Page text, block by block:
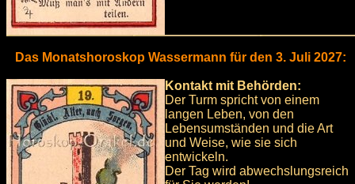
Das Monatshoroskop Wassermann für den 3. Juli 2027:
Kontakt mit Behörden:
Der Turm spricht von einem
langen Leben, von den
Lebensumständen und die Art
und Weise, wie sie sich
entwickeln.
Der Tag wird abwechslungsreich